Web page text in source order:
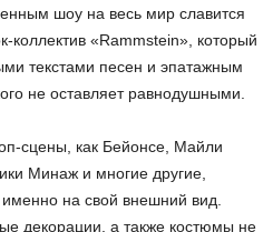
шоу на весь мир славится
коллектив «Rammstein», который
текстами песен и эпатажным
не оставляет равнодушными.
сцены, как Бейонсе, Майли
Минаж и многие другие,
на свой внешний вид.
декорации, а также костюмы не